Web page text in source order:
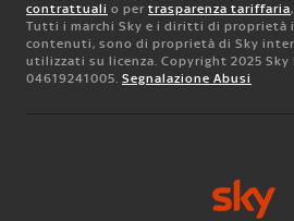
contrattuali o per trasparenza tariffaria,
Tutti i marchi Sky e i diritti di proprietà
contenuti, sono di proprietà di Sky
utilizzati su licenza. Copyright 2025 Sky
04619241005. Segnalazione Abusi